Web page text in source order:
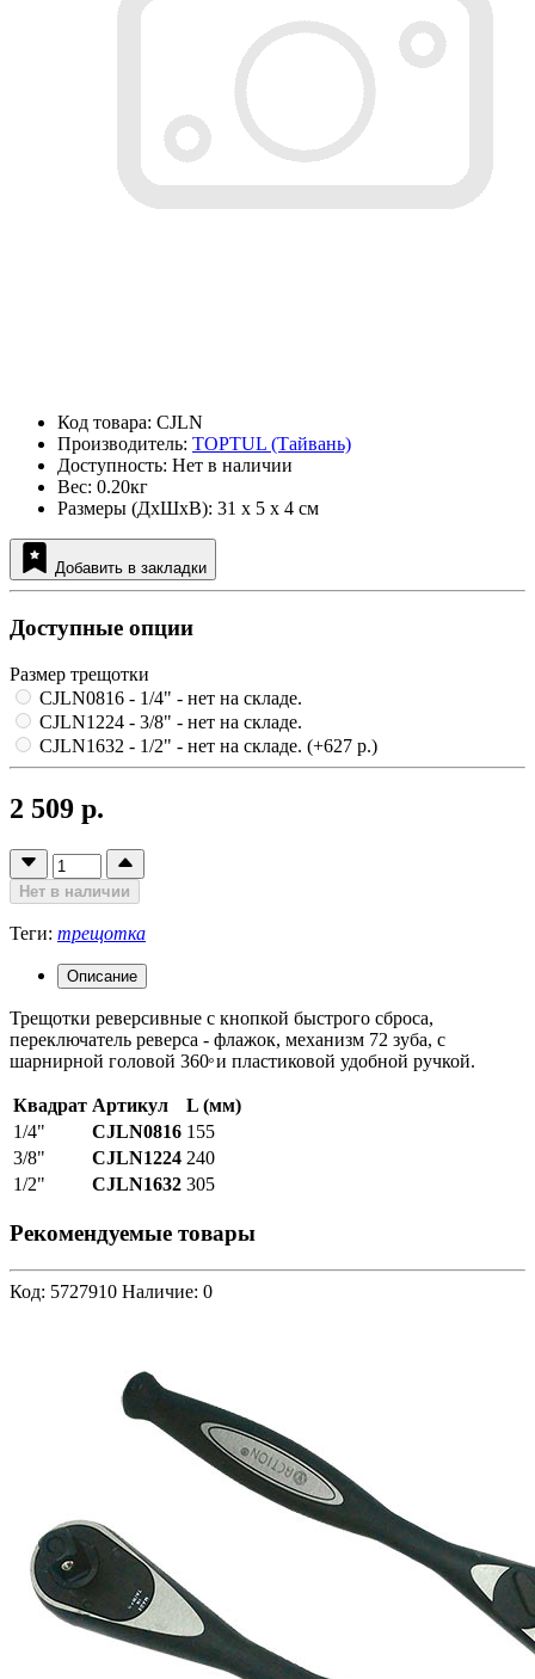
Код товара: CJLN
Производитель: TOPTUL (Тайвань)
Доступность: Нет в наличии
Вес: 0.20кг
Размеры (ДxШxВ): 31 x 5 x 4 см
Добавить в закладки
Доступные опции
Размер трещотки
CJLN0816 - 1/4" - нет на складе.
CJLN1224 - 3/8" - нет на складе.
CJLN1632 - 1/2" - нет на складе. (+627 р.)
2 509 р.
Нет в наличии
Теги: трещотка
Описание
Трещотки реверсивные с кнопкой быстрого сброса,
переключатель реверса - флажок, механизм 72 зуба, с
шарнирной головой 360o и пластиковой удобной ручкой.
Квадрат Артикул
L (мм)
1/4"
CJLN0816 155
3/8"
CJLN1224 240
1/2"
CJLN1632 305
Рекомендуемые товары
Код: 5727910 Наличие: 0